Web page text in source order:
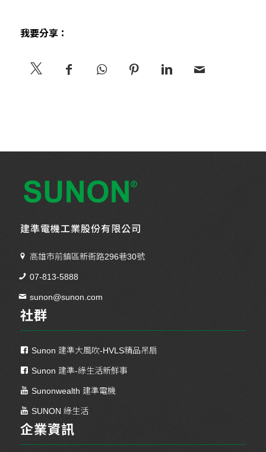
我要分享：
建準電機工業股份有限公司
高雄市前鎮區新衙路296巷30號
07-813-5888
sunon@sunon.com
社群
Sunon 建準大風吹-HVLS精品吊扇
Sunon 建準-綠生活新鮮事
Sunonwealth 建準電機
SUNON 綠生活
企業資訊